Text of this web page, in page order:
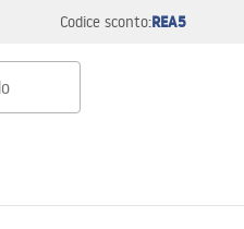
Codice sconto:REA5